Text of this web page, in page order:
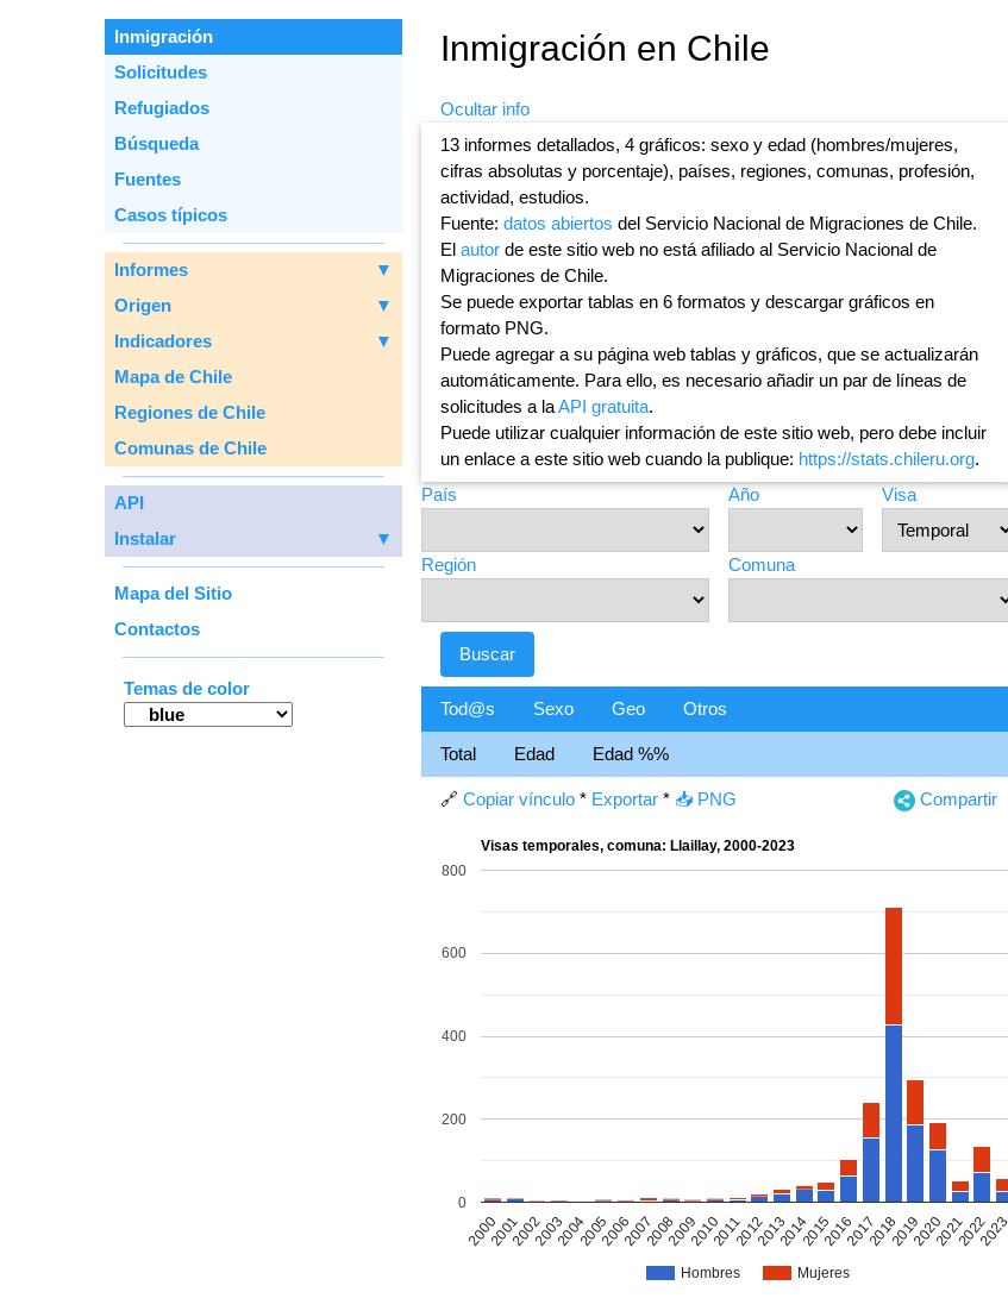
Inmigración
Solicitudes
Refugiados
Вúsqueda
Fuentes
Casos típicos
Informes
▼
Origen
▼
Indicadores
▼
Mapa de Chile
Regiones de Chile
Comunas de Chile
API
Instalar
▼
Mapa del Sitio
Contactos
Temas de color
Inmigración en Chile
Ocultar info
13 informes detallados, 4 gráficos: sexo y edad (hombres/mujeres,
cifras absolutas y porcentaje), países, regiones, comunas, profesión,
actividad, estudios.
Fuente: datos abiertos del Servicio Nacional de Migraciones de Chile.
El autor de este sitio web no está afiliado al Servicio Nacional de
Migraciones de Chile.
Se puede exportar tablas en 6 formatos y descargar gráficos en
formato PNG.
Puede agregar a su página web tablas y gráficos, que se actualizarán
automáticamente. Para ello, es necesario añadir un par de líneas de
solicitudes a laAPI gratuita.
Puede utilizar cualquier información de este sitio web, pero debe incluir
un enlace a este sitio web cuando la publique: https://stats.chileru.org.
País
Año Visa
Región Comuna
Tod@s Sexo Geo Otros
Total Edad Edad %%
🔗 Copiar vínculo * Exportar * 📥 PNG Compartir
Visas temporales, comuna: Llaillay, 2000-2023
Hombres Mujeres
200020012002200320042005200620072008200920102011201220132014201520162017201820192020202120222023
0
200
400
600
800